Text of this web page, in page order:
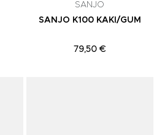
SANJO
SANJO K100 KAKI/GUM
79,50 €